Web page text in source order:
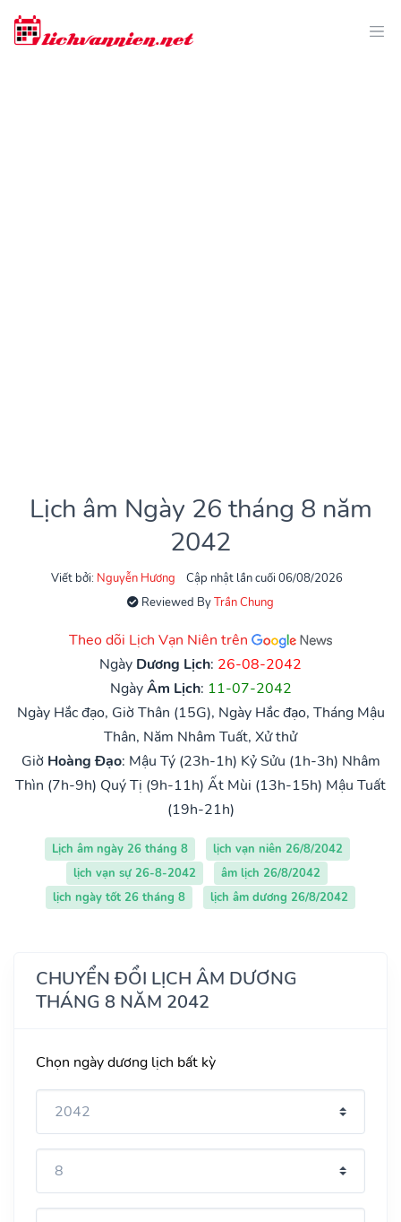
Lịch âm Ngày 26 tháng 8 năm
2042
Viết bởi: Nguyễn Hương
Cập nhật lần cuối 06/08/2026
Reviewed ByTrần Chung
Theo dõi Lịch Vạn Niên trên
Ngày Dương Lịch: 26-08-2042
NgàyÂm Lịch: 11-07-2042
Ngày Hắc đạo, Giờ Thân (15G), Ngày Hắc đạo, Tháng Mậu
Thân, Năm Nhâm Tuất, Xử thử
Giờ Hoàng Đạo: Mậu Tý (23h-1h) Kỷ Sửu (1h-3h) Nhâm
Thìn (7h-9h) Quý Tị (9h-11h) Ất Mùi (13h-15h) Mậu Tuất
(19h-21h)
Lịch âm ngày 26 tháng 8
lịch vạn niên 26/8/2042
lịch vạn sự 26-8-2042
âm lịch 26/8/2042
lịch ngày tốt 26 tháng 8
lịch âm dương 26/8/2042
CHUYỂN ĐỔI LỊCH ÂM DƯƠNG
THÁNG 8 NĂM 2042
Chọn ngày dương lịch bất kỳ